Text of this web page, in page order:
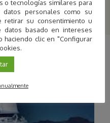
o tecnologías similares para
datos personales como su
retirar su consentimiento u
datos basado en intereses
clic en "Configurar